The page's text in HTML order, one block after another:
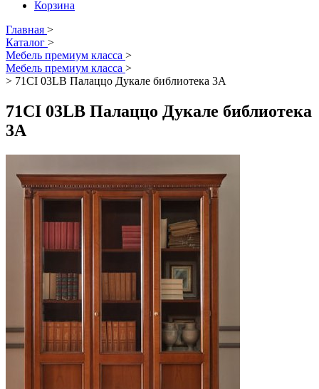
Корзина
Главная >
Каталог >
Мебель премиум класса >
Мебель премиум класса >
> 71CI 03LВ Палаццо Дукале библиотека 3А
71CI 03LВ Палаццо Дукале библиотека
3А